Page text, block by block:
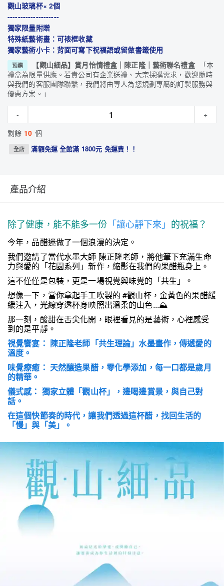
觀山玻璃杯× 2個
--------------------
獨家限量附贈
特殊紙藝術畫：可裱框收藏
獨家藝術小卡：背面可寫下祝福語或留做書籤使用
預購 【觀山細品】賞月怡情禮盒｜陳正隆｜藝術聯名禮盒
「本
禮盒為限量供應。若貴公司有企業送禮、大宗採購需求，歡迎隨時
與我們的客服團隊聯繫，我們將由專人為您規劃專屬的訂製服務與
優惠方案。」
-
+
剩餘 10 個
全店 滿額免運全館滿 1800元 免運費！！
產品介紹
除了健康，能不能多一份 「讓心靜下來」 的祝福？
今年，品醋迷做了一個浪漫的決定。
我們邀請了當代水墨大師 陳正隆老師，將他筆下充滿生命
力與愛的「花園系列」新作，縮影在我們的果醋瓶身上。
這不僅僅是包裝，更是一場視覺與味覺的「共生」。
想像一下，當你拿起手工吹製的 #觀山杯，金黃色的果醋緩
緩注入，光線穿透杯身映照出溫柔的山色...⛰
那一刻，酸甜在舌尖化開，眼裡看見的是藝術，心裡感受
到的是平靜。
視覺饗宴： 陳正隆老師「共生理論」水墨畫作，傳遞愛的
溫度。
味覺療癒： 天然釀造果醋，零化學添加，每一口都是歲月
的精華。
儀式感： 獨家立體「觀山杯」，邊喝邊賞景，與自己對
話。
在這個快節奏的時代，讓我們透過這杯醋，找回生活的
「慢」與「美」。